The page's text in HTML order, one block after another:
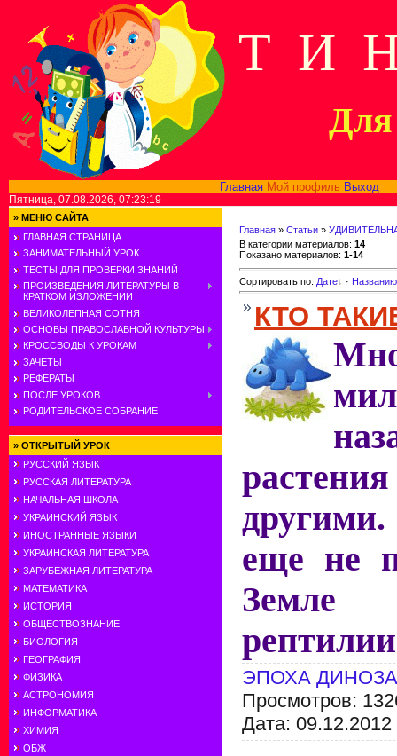
Т И
Для
Главная Мой профиль Выход
Пятница, 07.08.2026, 07:23:19
» МЕНЮ САЙТА
ГЛАВНАЯ СТРАНИЦА
ЗАНИМАТЕЛЬНЫЙ УРОК
ТЕСТЫ ДЛЯ ПРОВЕРКИ ЗНАНИЙ
ПРОИЗВЕДЕНИЯ ЛИТЕРАТУРЫ В
КРАТКОМ ИЗЛОЖЕНИИ
ВЕЛИКОЛЕПНАЯ СОТНЯ
ОСНОВЫ ПРАВОСЛАВНОЙ КУЛЬТУРЫ
КРОССВОДЫ К УРОКАМ
ЗАЧЕТЫ
РЕФЕРАТЫ
ПОСЛЕ УРОКОВ
РОДИТЕЛЬСКОЕ СОБРАНИЕ
» ОТКРЫТЫЙ УРОК
РУССКИЙ ЯЗЫК
РУССКАЯ ЛИТЕРАТУРА
НАЧАЛЬНАЯ ШКОЛА
УКРАИНСКИЙ ЯЗЫК
ИНОСТРАННЫЕ ЯЗЫКИ
УКРАИНСКАЯ ЛИТЕРАТУРА
ЗАРУБЕЖНАЯ ЛИТЕРАТУРА
МАТЕМАТИКА
ИСТОРИЯ
ОБЩЕСТВОЗНАНИЕ
БИОЛОГИЯ
ГЕОГРАФИЯ
ФИЗИКА
АСТРОНОМИЯ
ИНФОРМАТИКА
ХИМИЯ
ОБЖ
Главная » Статьи »
В категории материалов: 14
Показано материалов: 1-14
Сортировать по: Дате · Названию
КТО
еще не
ЭПОХА
Просмотров:
Дата: 09.12.2012